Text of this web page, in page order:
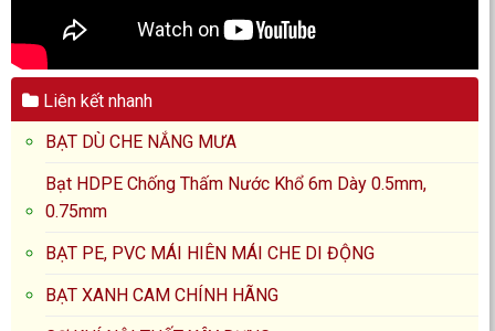
Liên kết nhanh
BẠT DÙ CHE NẮNG MƯA
Bạt HDPE Chống Thấm Nước Khổ 6m Dày 0.5mm,
0.75mm
BẠT PE, PVC MÁI HIÊN MÁI CHE DI ĐỘNG
BẠT XANH CAM CHÍNH HÃNG